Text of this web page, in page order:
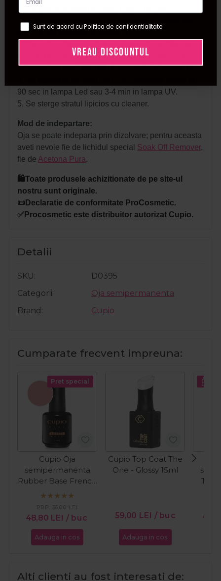
apoi se polimerizeaza 30 de secunde in lampa led
sau 120 de secunde in lampa UV.
strat se polimerizeaza individual: 60 de secunde
in lampa led sau 120-180 de secunde in lampa UV.
90 sec in lampa Led sau 3-4 min in lampa UV.
5. Se sterge stratul lipicios cu cleaner.
Mod de indepartare:
Oja se poate indeparta prin dizolvare; pentru aceasta
aveti nevoie fie de lichidul special Soak Off Remover,
fie de Acetona Pura.
🛍️Toate produsele achizitionate de pe site-ul
nostru sunt originale.
📜Declaratie de conformitate ProCosmetic.
✅Procosmetic este distribuitor autorizat Cupio.
Detalii
SKU
D0395
Categorii
Oja semipermanenta
Brand
Cupio
Cumparate frecvent impreuna:
Pret special
Cupio Oja
semipermanenta
Rubber Base French
Collection - Perfect
48,80 LEI / buc
PRP: 56,00 LEI
Adauga in cos
Cupio Top Coat The
One - Glossy 15ml
59,00 LEI / buc
Adauga in cos
The
Alti clienti au fost interesati de:
Sunt de acord cu Politica de confidentialitate
VREAU DISCOUNTUL